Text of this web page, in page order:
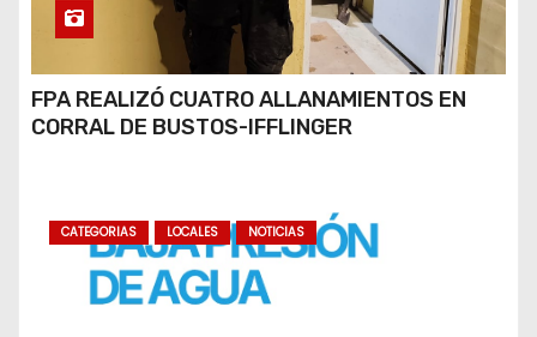
FPA REALIZÓ CUATRO ALLANAMIENTOS EN
CORRAL DE BUSTOS-IFFLINGER
CATEGORIAS LOCALES NOTICIAS